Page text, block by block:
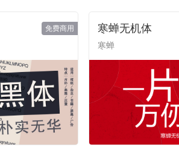
免费商用 寒蝉无机体
寒蝉